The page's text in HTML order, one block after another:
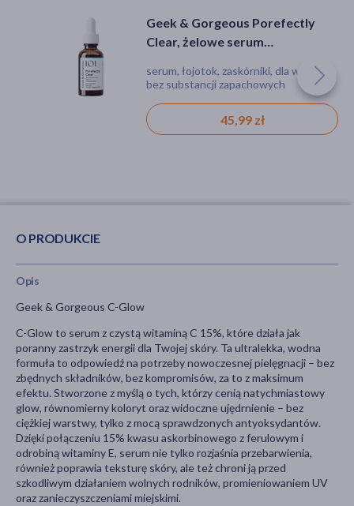
BasicLab Esteticus,
antyoksydacyjne serum
30 ml
serum, przebarwienia, zmarszczki,
trądzik, rozświetlenie
155,99 zł
Geek & Gorgeous Power
Peptides, serum
serum, wiotkość skóry, zmarszczki, dla
wegan, bez substancji zapachowych
79,69 zł
Geek & Gorgeous Porefectly
Clear, żelowe serum
serum, łojotok, zaskórniki, dla wegan,
bez substancji zapachowych
45,99 zł
O PRODUKCIE
Opis
Geek & Gorgeous C-Glow
C-Glow to serum z czystą witaminą C 15%, które działa jak
poranny zastrzyk energii dla Twojej skóry. Ta ultralekka, wodna
formuła to odpowiedź na potrzeby nowoczesnej pielęgnacji – bez
zbędnych składników, bez kompromisów, za to z maksimum
efektu. Stworzone z myślą o tych, którzy cenią natychmiastowy
glow, równomierny koloryt oraz widoczne ujędrnienie – bez
ciężkiej warstwy, tylko z mocą sprawdzonych antyoksydantów.
Dzięki połączeniu 15% kwasu askorbinowego z ferulowym i
odrobiną witaminy E, serum nie tylko rozjaśnia przebarwienia,
również poprawia teksturę skóry, ale też chroni ją przed
szkodliwym działaniem wolnych rodników, promieniowaniem UV
oraz zanieczyszczeniami miejskimi.